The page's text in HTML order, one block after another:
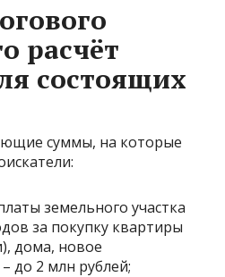
расчёт
состоящих
суммы, на которые
земельного участка
за покупку квартиры
дома, новое
до 2 млн рублей;